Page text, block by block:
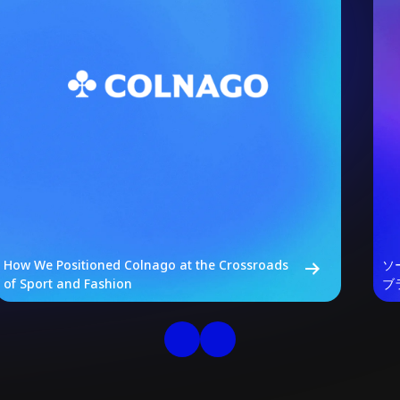
How We Positioned Colnago at the Crossroads
of Sport and Fashion
ソ
ブ